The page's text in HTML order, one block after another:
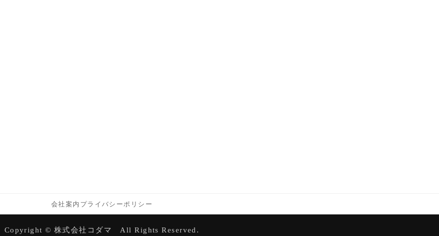
会社案内 プライバシーポリシー
Copyright © 株式会社コダマ All Rights Reserved.